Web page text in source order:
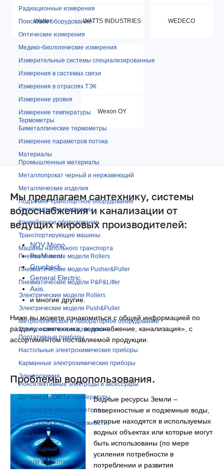
Радиационные измерения
Поисковое оборудование
Оптические измерения
Медико-биологические измерения
Измерительные системы специализированные
Измерения в системах связи
Измерения в отраслях ТЭК
Измерение уровня
Измерение температуры
Термометры
Биметаллические термометры
Измерение параметров потока
Материалы
Промышленные материалы
Металлопрокат черный и нержавеющий
Металлические изделия
Подъемно-транспортное оборудование
Грузоподъемные машины
Конвейерное оборудование
Транспортирующие машины
Машины напольного транспорта
Пневматические модели Rollers
Пневматические модели Pusher&Puller
Пневматические модели P&P&Litfer
Электрические модели Rollers
Электрические модели Push&Puller
Метрологическое и лабораторное оборудование
Электрохимические измерения
Портативные приборы
Настольные электрохимические приборы
Карманные электрохимические приборы
Электрохимия
Ионселективные электроды и аксессуары
Датчики рН ОВП и температуры
Датчики для кондуктометров
Аксессуары и принадлежности
Five приборы
Кислородные датчики
Кабели и адаптеры
Walter WATTS INDUSTRIES WEDECO
Wexon OY
Мы предлагаем сантехнику, системы
водоснабжения и канализации от
ведущих мировых производителей:
NOV Mono
ProMinent.
Grunbeck.
General Electric
Axis
и многие другие.
Ниже вы можете ознакомиться с общей информацией по
разделу «cантехника, водоснабжение, канализация», с
ассортиментом поставляемой продукции.
Проблемы водопользования.
Водные ресурсы Земли –
поверхностные и подземные воды,
которые находятся в используемых
водных объектах или которые могут
быть использованы (по мере
усиления потребности в
потреблении и развития